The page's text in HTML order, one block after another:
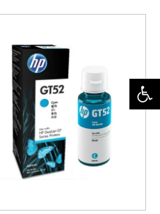
פתח סרגל נגישות